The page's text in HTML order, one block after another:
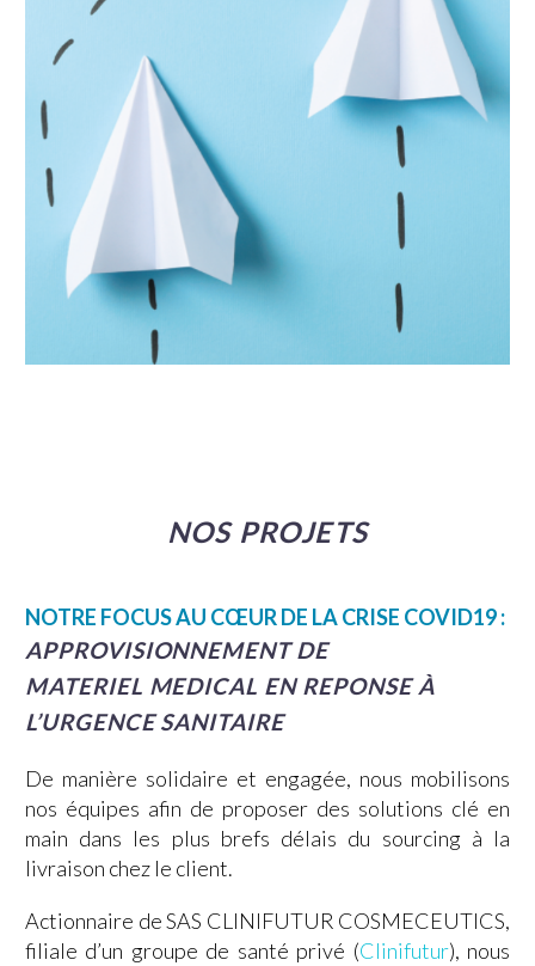
NOS PROJETS
NOTRE FOCUS AU CŒUR DE LA CRISE COVID19 :
APPROVISIONNEMENT DE
MATERIEL MEDICAL EN REPONSE À
L’URGENCE SANITAIRE
De manière solidaire et engagée, nous mobilisons
nos équipes afin de proposer des solutions clé en
main dans les plus brefs délais du sourcing à la
livraison chez le client.
Actionnaire de SAS CLINIFUTUR COSMECEUTICS,
filiale d’un groupe de santé privé (Clinifutur), nous